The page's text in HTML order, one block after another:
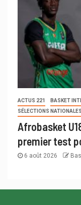
ACTUS 221 BASKET
SÉLECTIONS NATIONALES
Afrobasket
premier test
6 août 2026